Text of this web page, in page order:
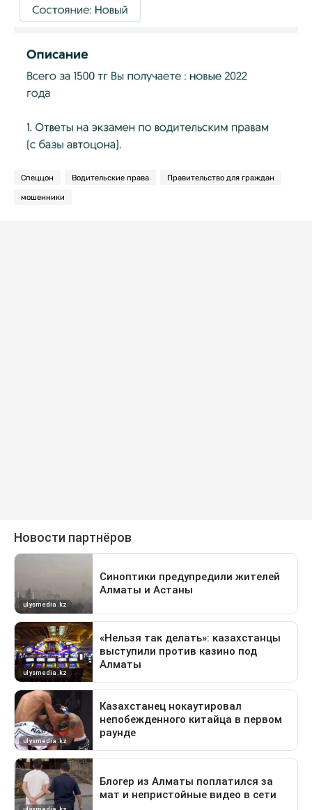
Спеццон Водительские права Правительство для граждан
мошенники